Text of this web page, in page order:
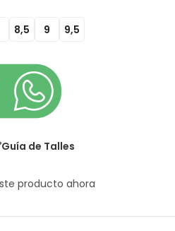
8,5 9 9,5
Guía de Talles
producto ahora